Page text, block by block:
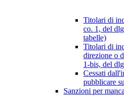
Titolari di
co. 1, del
tabelle)
Titolari di
direzione o
1-bis, del
Cessati
pubblicare
Sanzioni per